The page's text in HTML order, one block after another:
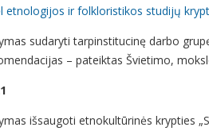
etnologijos ir folkloristikos studijų
sudaryti tarpinstitucinę darbo
– pateiktas Švietimo,
išsaugoti etnokultūrinės krypties